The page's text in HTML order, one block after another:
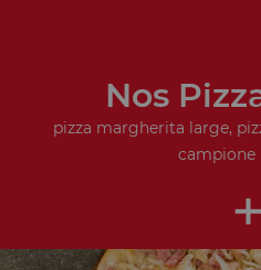
Nos
pizza margherita large,
campione
+